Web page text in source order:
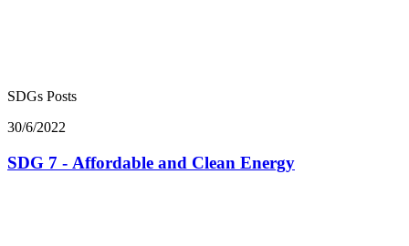
SDGs Posts
30/6/2022
SDG 7 - Affordable and Clean Energy